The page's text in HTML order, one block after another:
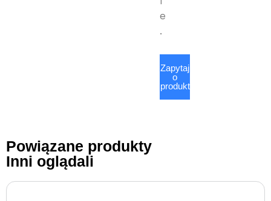
e
.
Zapytaj
o
produkt
Powiązane produkty
Inni oglądali